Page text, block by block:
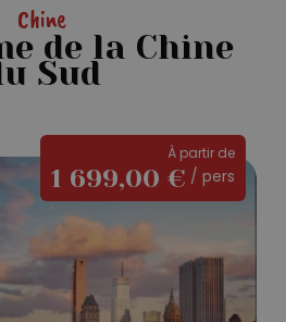
Chine
de la Chine
Sud
Les
incontournables
New
York
À partir de
1 699,00€ / pers